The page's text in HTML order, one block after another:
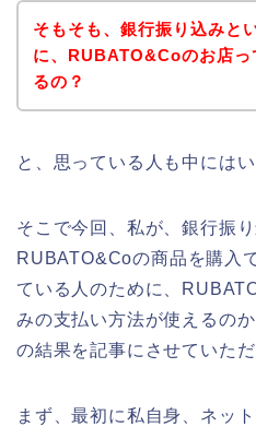
そもそも、銀行振り込みと
に、RUBATO&Coのお店っ
るの？
と、思っている人も中には
そこで今回、私が、銀行振り
RUBATO&Coの商品を購入
ている人のために、
みの支払い方法が使えるの
の結果を記事にさせていただ
まず、最初に私自身、ネッ